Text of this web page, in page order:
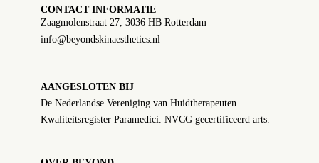
CONTACT INFORMATIE
Zaagmolenstraat 27, 3036 HB Rotterdam
info@beyondskinaesthetics.nl
AANGESLOTEN BIJ
De Nederlandse Vereniging van Huidtherapeuten
Kwaliteitsregister Paramedici. NVCG gecertificeerd arts.